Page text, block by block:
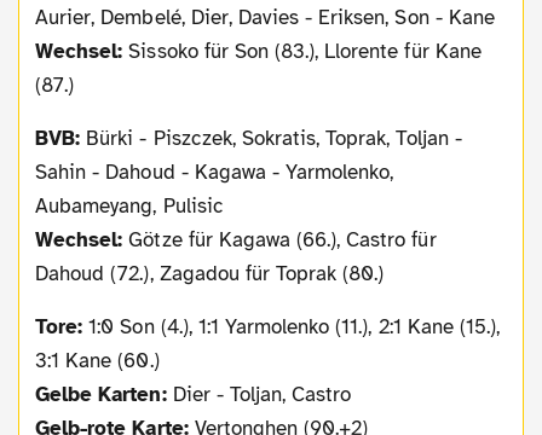
Aurier, Dembelé, Dier, Davies - Eriksen, Son - Kane
Wechsel: Sissoko für Son (83.), Llorente für Kane
(87.)
BVB: Bürki - Piszczek, Sokratis, Toprak, Toljan -
Sahin - Dahoud - Kagawa - Yarmolenko,
Aubameyang, Pulisic
Wechsel:Götze für Kagawa (66.), Castro für
Dahoud (72.), Zagadou für Toprak (80.)
Tore:1:0 Son (4.), 1:1 Yarmolenko (11.), 2:1 Kane (15.),
3:1 Kane (60.)
Gelbe Karten: Dier - Toljan, Castro
Gelb-rote Karte: Vertonghen (90.+2)